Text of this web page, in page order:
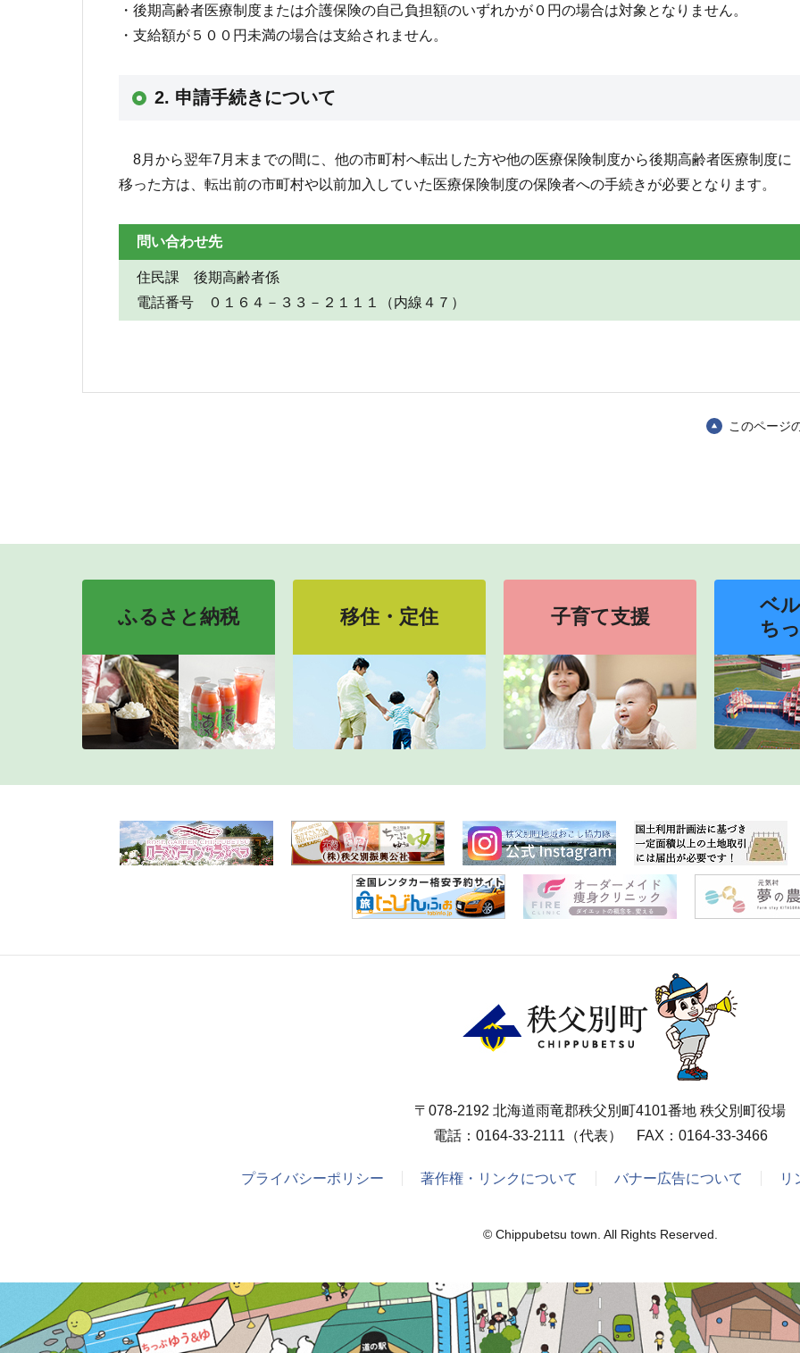
後期高齢者医療制度または介護保険の自己負担額のいずれかが０円の場合は対象となりません。
支給額が５００円未満の場合は支給されません。
2. 申請手続きについて
8月から翌年7月末までの間に、他の市町村へ転出した方や他の医療保険制度から後期高齢者医療制度に
移った方は、転出前の市町村や以前加入していた医療保険制度の保険者への手続きが必要となります。
問い合わせ先
住民課 後期高齢者係
電話番号 ０１６４－３３－２１１１（内線４７）
このページ
ふるさと納税 移住・定住 子育て支援
ベ
ち
〒078-2192 北海道雨竜郡秩父別町4101番地 秩父別町役場
電話： 0164-33-2111 （代表） FAX：0164-33-3466
プライバシーポリシー 著作権・リンクについて バナー広告について リ
© Chippubetsu town. All Rights Reserved.